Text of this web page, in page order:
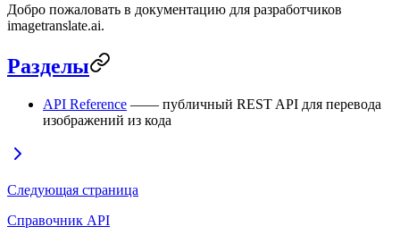
Добро пожаловать в документацию для разработчиков
imagetranslate.ai.
Разделы
API Reference —— публичный REST API для перевода
изображений из кода
Следующая страница
Справочник API